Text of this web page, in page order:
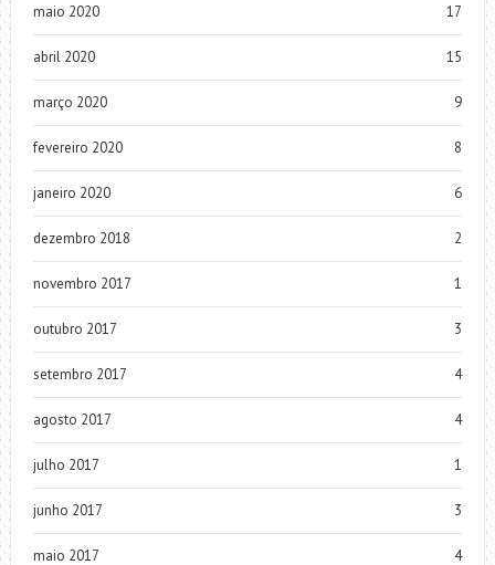
maio 2020 17
abril 2020 15
março 2020 9
fevereiro 2020 8
janeiro 2020 6
dezembro 2018 2
novembro 2017 1
outubro 2017 3
setembro 2017 4
agosto 2017 4
julho 2017 1
junho 2017 3
maio 2017 4